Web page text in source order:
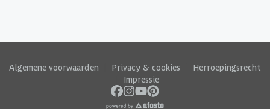
Algemene voorwaarden Privacy & cookies
Herroepingsrecht
Impressie